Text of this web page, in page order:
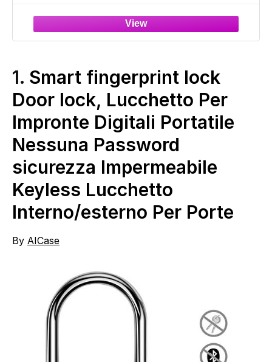
Della Serratura Della Porta
1. Smart fingerprint lock
Door lock, Lucchetto Per
Impronte Digitali Portatile
Nessuna Password
sicurezza Impermeabile
Keyless Lucchetto
Interno/esterno Per Porte
By AICase